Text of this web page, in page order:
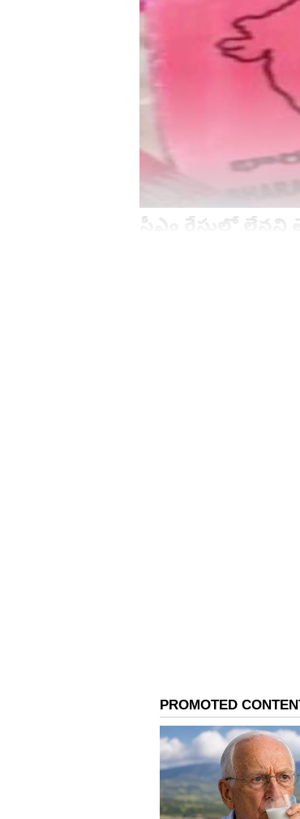
ఇటీవల హైద్రాబాద్ సరూర్
దూరంగా ఉన్నారు. విదేశీ